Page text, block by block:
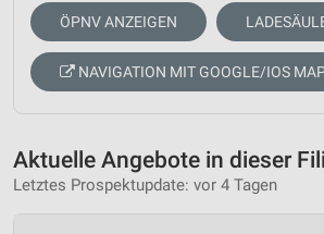
ÖPNV ANZEIGEN
NAVIGATION MIT GOOGLE/IOS
Aktuelle Angebote in dieser
Letztes Prospektupdate: vor 4 Tagen